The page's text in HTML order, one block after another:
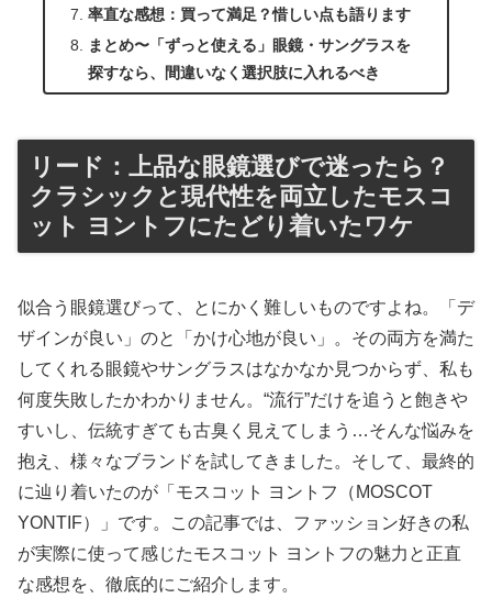
率直な感想：買って満足？惜しい点も語ります
まとめ〜「ずっと使える」眼鏡・サングラスを
探すなら、間違いなく選択肢に入れるべき
リード：上品な眼鏡選びで迷ったら？
クラシックと現代性を両立したモスコ
ット ヨントフにたどり着いたワケ
似合う眼鏡選びって、とにかく難しいものですよね。「デ
ザインが良い」のと「かけ心地が良い」。その両方を満た
してくれる眼鏡やサングラスはなかなか見つからず、私も
何度失敗したかわかりません。“流行”だけを追うと飽きや
すいし、伝統すぎても古臭く見えてしまう…そんな悩みを
抱え、様々なブランドを試してきました。そして、最終的
に辿り着いたのが「モスコット ヨントフ（MOSCOT
YONTIF）」です。この記事では、ファッション好きの私
が実際に使って感じたモスコット ヨントフの魅力と正直
な感想を、徹底的にご紹介します。